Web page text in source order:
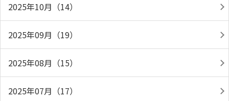
2025年10月（14）
2025年09月（19）
2025年08月（15）
2025年07月（17）